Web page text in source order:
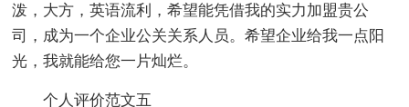
泼，大方，英语流利，希望能凭借我的实力加盟贵公
司，成为一个企业公关关系人员。希望企业给我一点阳
光，我就能给您一片灿烂。
个人评价范文五